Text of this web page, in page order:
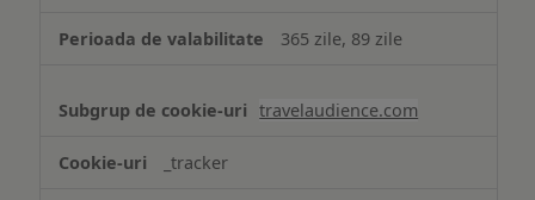
365 zile, 89 zile
travelaudience.com
_tracker